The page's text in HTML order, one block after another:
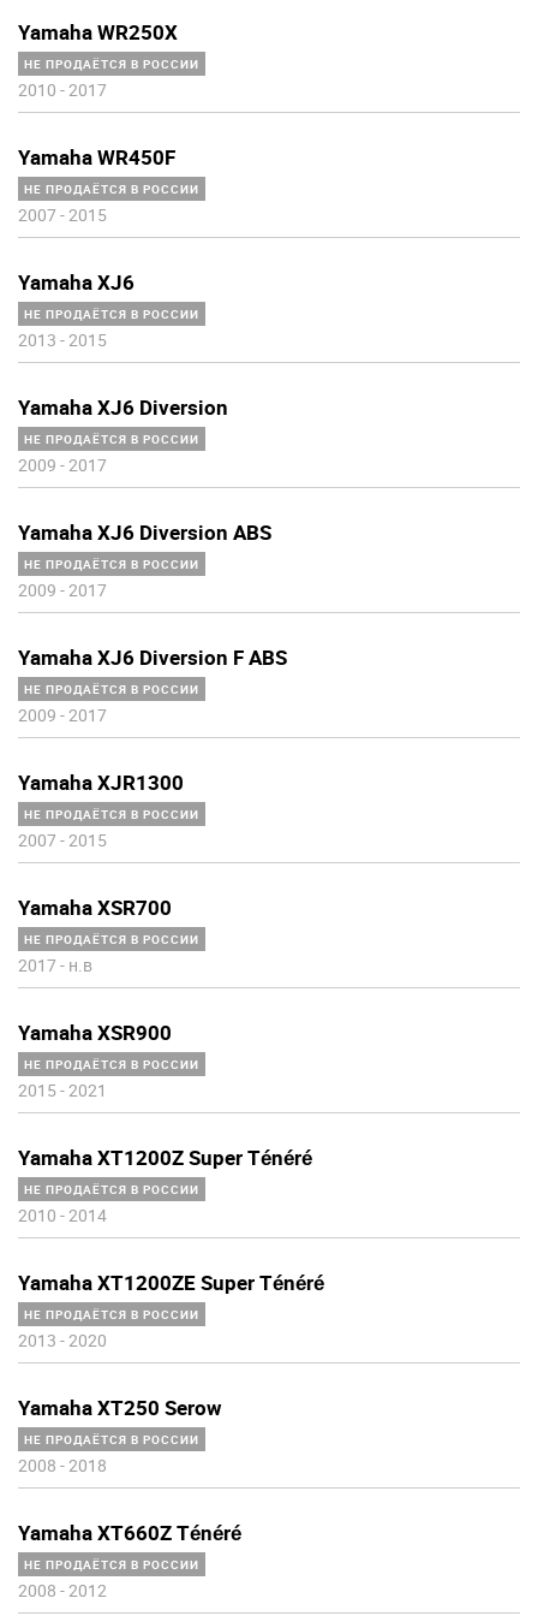
Yamaha WR250X
НЕ ПРОДАЁТСЯ В РОССИИ
2010 -2017
Yamaha WR450F
НЕ ПРОДАЁТСЯ В РОССИИ
2007 -2015
Yamaha XJ6
НЕ ПРОДАЁТСЯ В РОССИИ
2013 -2015
Yamaha XJ6 Diversion
НЕ ПРОДАЁТСЯ В РОССИИ
2009 -2017
Yamaha XJ6 Diversion ABS
НЕ ПРОДАЁТСЯ В РОССИИ
2009 -2017
Yamaha XJ6 Diversion F ABS
НЕ ПРОДАЁТСЯ В РОССИИ
2009 -2017
Yamaha XJR1300
НЕ ПРОДАЁТСЯ В РОССИИ
2007 -2015
Yamaha XSR700
НЕ ПРОДАЁТСЯ В РОССИИ
2017 - н.в
Yamaha XSR900
НЕ ПРОДАЁТСЯ В РОССИИ
2015 -2021
Yamaha XT1200Z Super Ténéré
НЕ ПРОДАЁТСЯ В РОССИИ
2010 -2014
Yamaha XT1200ZE Super Ténéré
НЕ ПРОДАЁТСЯ В РОССИИ
2013 -2020
Yamaha XT250 Serow
НЕ ПРОДАЁТСЯ В РОССИИ
2008 -2018
Yamaha XT660Z Ténéré
НЕ ПРОДАЁТСЯ В РОССИИ
2008 -2012